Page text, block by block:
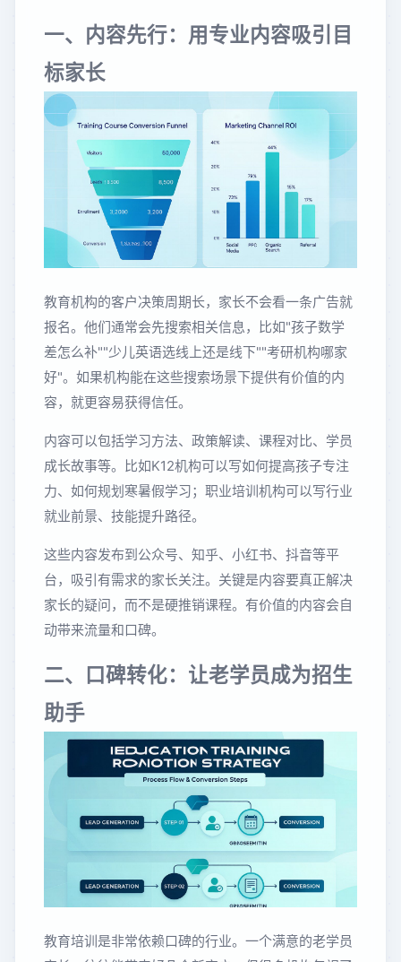
一、内容先行：用专业内容吸引目
标家长
教育机构的客户决策周期长，家长不会看一条广告就
报名。他们通常会先搜索相关信息，比如"孩子数学
差怎么补""少儿英语选线上还是线下""考研机构哪家
好"。如果机构能在这些搜索场景下提供有价值的内
容，就更容易获得信任。
内容可以包括学习方法、政策解读、课程对比、学员
成长故事等。比如K12机构可以写如何提高孩子专注
力、如何规划寒暑假学习；职业培训机构可以写行业
就业前景、技能提升路径。
这些内容发布到公众号、知乎、小红书、抖音等平
台，吸引有需求的家长关注。关键是内容要真正解决
家长的疑问，而不是硬推销课程。有价值的内容会自
动带来流量和口碑。
二、口碑转化：让老学员成为招生
助手
教育培训是非常依赖口碑的行业。一个满意的老学员